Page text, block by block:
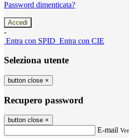
Password dimenticata?
-
Entra con SPID Entra con CIE
Seleziona utente
button close ×
Recupero password
button close ×
E-mail